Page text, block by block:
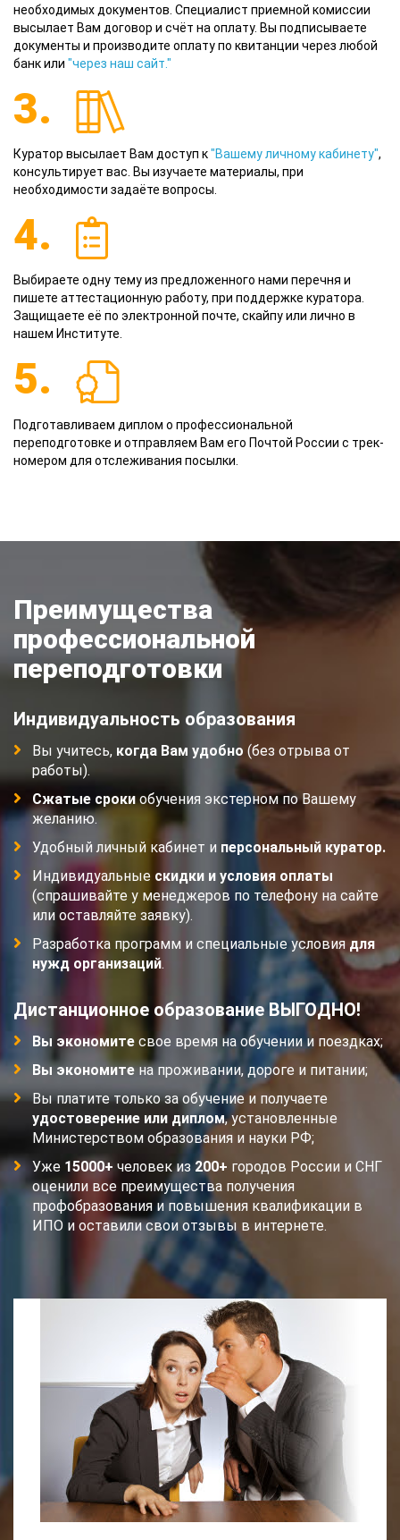
необходимых документов. Специалист приемной комиссии
высылает Вам договор и счёт на оплату. Вы подписываете
документы и производите оплату по квитанции через любой
банк или "через наш сайт."
3.
Куратор высылает Вам доступ к"Вашему личному кабинету",
консультирует вас. Вы изучаете материалы, при
необходимости задаёте вопросы.
4.
Выбираете одну тему из предложенного нами перечня и
пишете аттестационную работу, при поддержке куратора.
Защищаете её по электронной почте, скайпу или лично в
нашем Институте.
5.
Подготавливаем диплом о профессиональной
переподготовке и отправляем Вам его Почтой России с трек-
номером для отслеживания посылки.
Преимущества
профессиональной
переподготовки
Индивидуальность образования
Вы учитесь, когда Вам удобно (без отрыва от
работы).
Сжатые срокиобучения экстерном по Вашему
желанию.
Удобный личный кабинет и персональный куратор.
Индивидуальные скидки и условия оплаты
(спрашивайте у менеджеров по телефону на сайте
или оставляйте заявку).
Разработка программ и специальные условиядля
нужд организаций.
Дистанционное образование ВЫГОДНО!
Вы экономите свое время на обучении и поездках;
Вы экономитена проживании, дороге и питании;
Вы платите только за обучение и получаете
удостоверение или диплом, установленные
Министерством образования и науки РФ;
Уже 15000+ человек из 200+ городов России и СНГ
оценили все преимущества получения
профобразования и повышения квалификации в
ИПО и оставили свои отзывы в интернете.